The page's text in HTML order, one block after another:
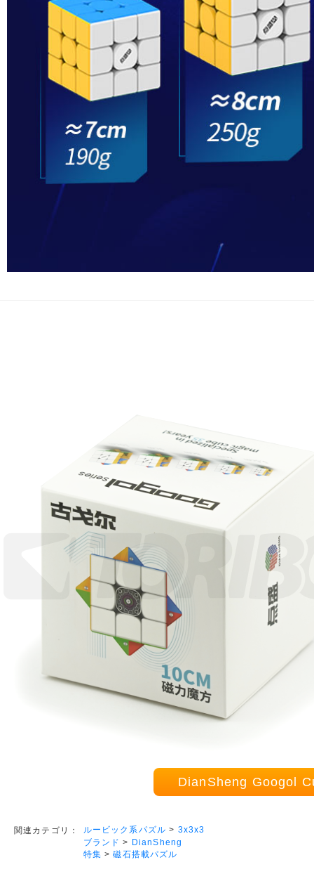
DianSheng Googol
関連カテゴリ： ルービック系パズル > 3x3x3
ブランド > DianSheng
特集 >磁石搭載パズル